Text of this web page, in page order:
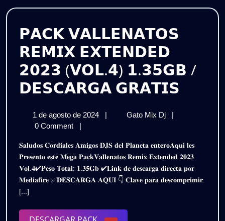
𝗣𝗔𝗖𝗞 𝗩𝗔𝗟𝗟𝗘𝗡𝗔𝗧𝗢𝗦
𝗥𝗘𝗠𝗜𝗫 𝗘𝗫𝗧𝗘𝗡𝗗𝗘𝗗
𝟮𝟬𝟮𝟯 (𝗩𝗢𝗟.𝟰) 𝟭.𝟯𝟱𝗚𝗕 /
𝗗𝗘𝗦𝗖𝗔𝗥𝗚𝗔 𝗚𝗥𝗔𝗧𝗜𝗦
𝟮𝟬𝟮𝟯
1 de agosto de 2024
de
2024
| Gato Mix Dj
𝗣𝗔𝗖𝗞
𝗘𝗫𝗧𝗘𝗡𝗗𝗘𝗗
𝟮𝟬𝟮𝟯
(𝗩𝗢𝗟.𝟰)
𝟭.𝟯𝟱𝗚𝗕
|
0 Comment
|
𝐒𝐚𝐥𝐮𝐝𝐨𝐬 𝐂𝐨𝐫𝐝𝐢𝐚𝐥𝐞𝐬 𝐀𝐦𝐢𝐠𝐨𝐬 𝐃𝐉𝐒 𝐝𝐞𝐥 𝐏𝐥𝐚𝐧𝐞𝐭𝐚 𝐞𝐧𝐭𝐞𝐫𝐨𝐀𝐪𝐮𝐢 𝐥𝐞𝐬
𝐏𝐫𝐞𝐬𝐞𝐧𝐭𝐨 𝐞𝐬𝐭𝐞 𝐌𝐞𝐠𝐚 𝐏𝐚𝐜𝐤𝐕𝐚𝐥𝐥𝐞𝐧𝐚𝐭𝐨𝐬 𝐑𝐞𝐦𝐢𝐱 𝐄𝐱𝐭𝐞𝐧𝐝𝐞𝐝 𝟐𝟎𝟐𝟑
𝐕𝐨𝐥.𝟒✔𝐏𝐞𝐬𝐨 𝐓𝐨𝐭𝐚𝐥: 𝟏.𝟑𝟓𝐆𝐛 ✔𝐋𝐢𝐧𝐤 𝐝𝐞 𝐝𝐞𝐬𝐜𝐚𝐫𝐠𝐚 𝐝𝐢𝐫𝐞𝐜𝐭𝐚 𝐩𝐨𝐫
𝐌𝐞𝐝𝐢𝐚𝐟𝐢𝐫𝐞 ✅𝐃𝐄𝐒𝐂𝐀𝐑𝐆𝐀 𝐀𝐐𝐔𝐈 👇 𝐂𝐥𝐚𝐯𝐞 𝐩𝐚𝐫𝐚 𝐝𝐞𝐬𝐜𝐨𝐦𝐩𝐫𝐢𝐦𝐢𝐫:
[...]